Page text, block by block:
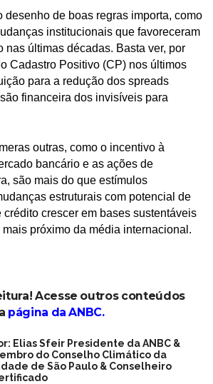
desenho de boas regras importa, como
institucionais que favoreceram
nas últimas décadas. Basta ver, por
Cadastro Positivo (CP) nos últimos
para a redução dos spreads
financeira dos invisíveis para
outras, como o incentivo à
bancário e as ações de
são mais do que estímulos
estruturais com potencial de
crédito crescer em bases sustentáveis
próximo da média internacional.
Acesse outros conteúdos
página da ANBC.
Elias Sfeir Presidente da ANBC &
do Conselho Climático da
de São Paulo & Conselheiro